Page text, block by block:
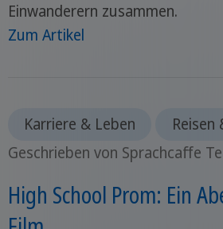
Einwanderern zusammen.
Zum Artikel
Karriere & Leben
Geschrieben von Sprachcaffe
High School Prom: Ein